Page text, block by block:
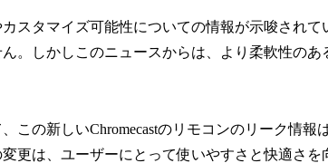
スタマイズ可能性についての情報が示唆されて
。しかしこのニュースからは、より柔軟性のあ
この新しいChromecastのリモコンのリーク情報
更は、ユーザーにとって使いやすさと快適さを